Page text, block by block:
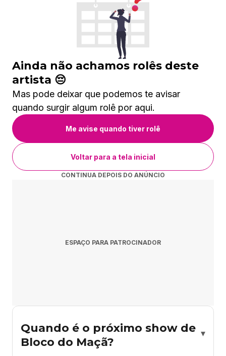
Ainda não achamos rolês deste
artista 😔
Mas pode deixar que podemos te avisar
quando surgir algum rolê por aqui.
Me avise quando tiver rolê
Voltar para a tela inicial
CONTINUA DEPOIS DO ANÚNCIO
ESPAÇO PARA PATROCINADOR
Quando é o próximo show de
Bloco do Maçã?
▾